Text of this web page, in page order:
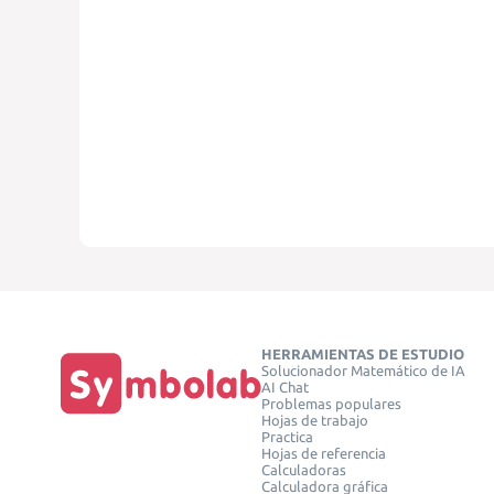
HERRAMIENTAS DE ESTUDIO
Solucionador Matemático de IA
AI Chat
Problemas populares
Hojas de trabajo
Practica
Hojas de referencia
Calculadoras
Calculadora gráfica